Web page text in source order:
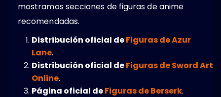
mostramos secciones de figuras de anime
recomendadas.
Distribución oficial deFiguras de Azur
Lane.
Distribución oficial deFiguras de Sword Art
Online.
Página oficial deFiguras de Berserk.